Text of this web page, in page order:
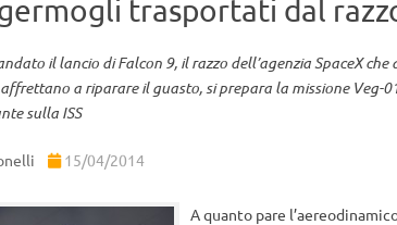
trasportati dal
il lancio di Falcon 9, il razzo dell’agenzia SpaceX
a riparare il guasto, si prepara la missione Veg-
sulla ISS
15/04/2014
A quanto pare